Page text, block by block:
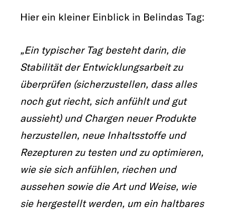
Hier ein kleiner Einblick in Belindas Tag:
„Ein typischer Tag besteht darin, die
Stabilität der Entwicklungsarbeit zu
überprüfen (sicherzustellen, dass alles
noch gut riecht, sich anfühlt und gut
aussieht) und Chargen neuer Produkte
herzustellen, neue Inhaltsstoffe und
Rezepturen zu testen und zu optimieren,
wie sie sich anfühlen, riechen und
aussehen sowie die Art und Weise, wie
sie hergestellt werden, um ein haltbares